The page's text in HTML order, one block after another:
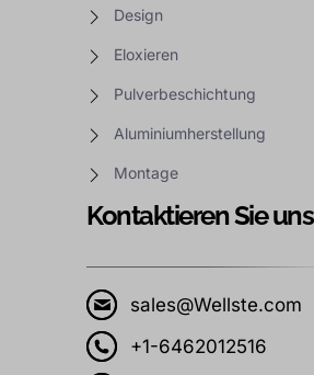
Design
Eloxieren
Pulverbeschichtung
Aluminiumherstellung
Montage
Kontaktieren Sie uns
sales@Wellste.com
+1-6462012516